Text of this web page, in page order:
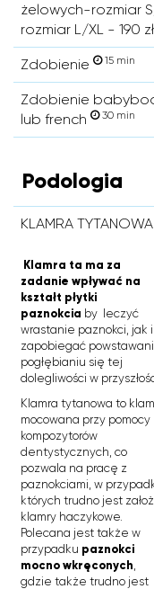
żelowych-rozmiar
rozmiar L/XL - 190 zł
Zdobienie 15 min
Zdobienie
lub french
30 min
Podologia
KLAMRA TYTANOWA
Klamra ta ma za
zadanie wpływać na
kształt płytki
paznokcia by leczyć
wrastanie paznokci, jak i
zapobiegać
pogłębianiu się tej
dolegliwości w
Klamra tytanowa to
mocowana przy pomocy
kompozytorów
dentystycznych, co
pozwala na pracę z
paznokciami, w
których trudno jest
klamry haczykowe.
Polecana jest także w
przypadku paznokci
mocno wkręconych,
gdzie także trudno jest